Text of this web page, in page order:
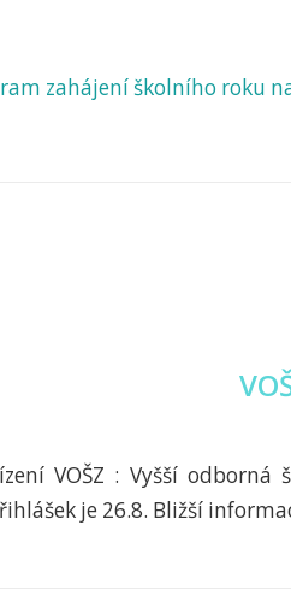
zahájení školního roku na
VOŠZ : Vyšší
je 26.8. Bližší